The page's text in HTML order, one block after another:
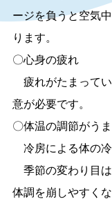
ージを負うと空気
ります。
〇心身の疲れ
疲れがたまって
意が必要です。
〇体温の調節がう
冷房による体の冷
季節の変わり目は
体調を崩しやすくな